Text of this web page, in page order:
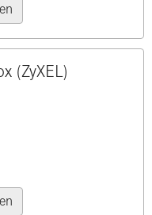
(ZyXEL)